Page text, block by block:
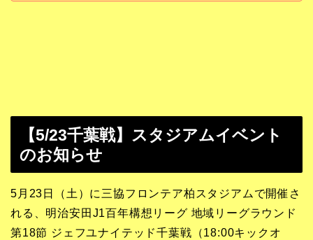
【5/23千葉戦】スタジアムイベント
のお知らせ
5月23日（土）に三協フロンテア柏スタジアムで開催さ
れる、明治安田J1百年構想リーグ 地域リーグラウンド
第18節 ジェフユナイテッド千葉戦（18:00キックオ